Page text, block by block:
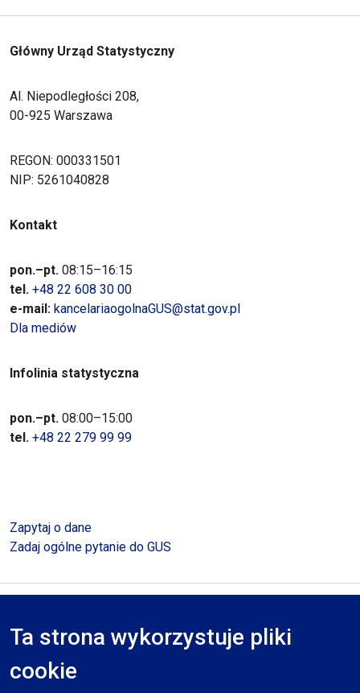
Ta strona wykorzystuje pliki
cookie
Główny Urząd Statystyczny
Al. Niepodległości 208,
00-925 Warszawa
REGON: 000331501
NIP: 5261040828
Kontakt
pon.–pt. 08:15–16:15
tel. +48 22 608 30 00
e-mail: kancelariaogolnaGUS@stat.gov.pl
Dla mediów
Infolinia statystyczna
pon.–pt. 08:00–15:00
tel. +48 22 279 99 99
Zapytaj o dane
Zadaj ogólne pytanie do GUS
RODO